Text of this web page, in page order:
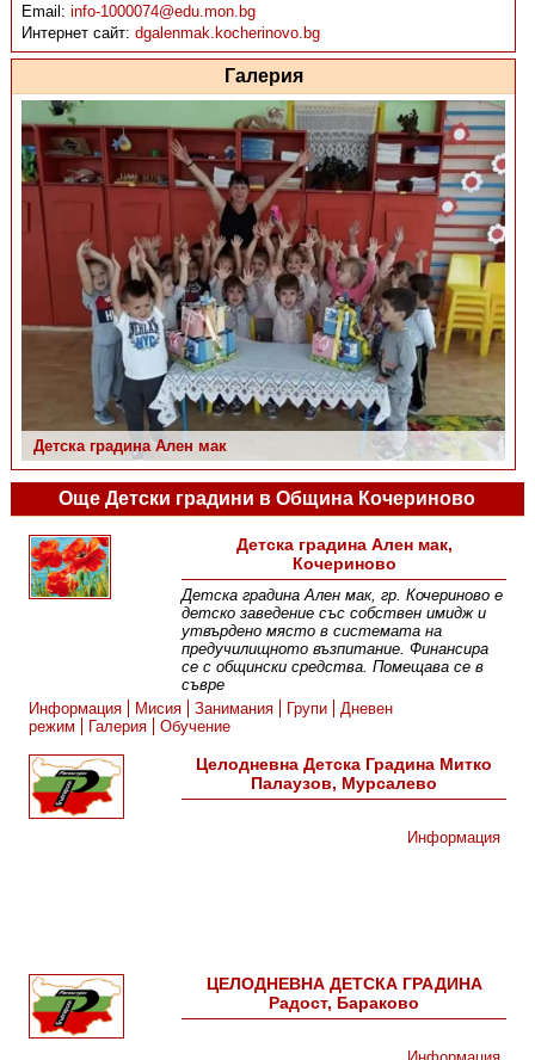
Email:info-1000074@edu.mon.bg
Интернет сайт:dgalenmak.kocherinovo.bg
Галерия
Детска градина Ален мак
Още Детски градини в Община Кочериново
Детска градина Ален мак,
Кочериново
Детска градина Ален мак, гр. Кочериново е
детско заведение със собствен имидж и
утвърдено място в системата на
предучилищното възпитание. Финансира
се с общински средства. Помещава се в
съвре
Информация
Мисия Занимания Групи
Дневен
режим
Галерия Обучение
Целодневна Детска Градина Митко
Палаузов, Мурсалево
Информация
ЦЕЛОДНЕВНА ДЕТСКА ГРАДИНА
Радост, Бараково